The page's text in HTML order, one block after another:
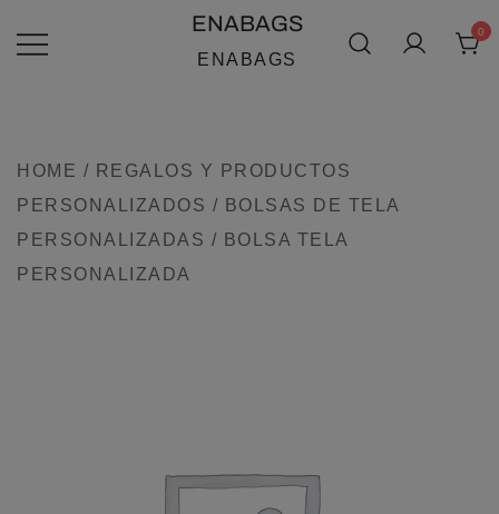
AL
ENABAGS
ENABAGS
0
HOME / REGALOS Y PRODUCTOS
PERSONALIZADOS / BOLSAS DE TELA
PERSONALIZADAS / BOLSA TELA
PERSONALIZADA